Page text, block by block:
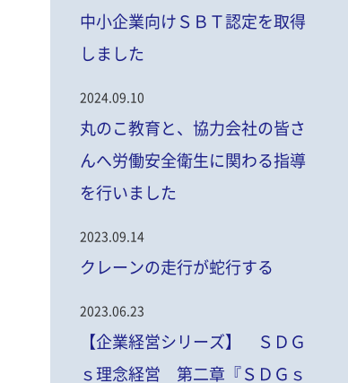
中小企業向けＳＢＴ認定を取得
しました
2024.09.10
丸のこ教育と、協力会社の皆さ
んへ労働安全衛生に関わる指導
を行いました
2023.09.14
クレーンの走行が蛇行する
2023.06.23
【企業経営シリーズ】 ＳＤＧ
ｓ理念経営 第二章『ＳＤＧｓ